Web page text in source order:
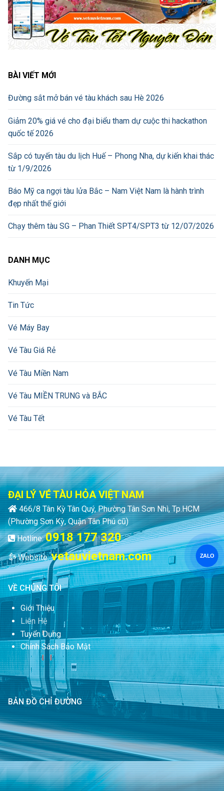
BÀI VIẾT MỚI
Đường sắt mở bán vé tàu khách sau Hè 2026
Giảm 20% giá vé cho đại biểu tham dự cuộc thi hackathon
quốc tế 2026
Sắp có tuyến tàu du lịch Huế – Phong Nha, dự kiến khai thác
từ 1/9/2026
Báo Mỹ ca ngợi tàu lửa Bắc – Nam Việt Nam là hành trình
đẹp nhất thế giới
Chạy thêm tàu SG – Phan Thiết SPT4/SPT3 từ 12/07/2026
DANH MỤC
Khuyến Mại
Tin Tức
Vé Máy Bay
Vé Tàu Giá Rẻ
Vé Tàu Miền Nam
Vé Tàu MIỀN TRUNG và BẮC
Vé Tàu Tết
ĐẠI LÝ VÉ TÀU HỎA VIỆT NAM
466/8 Tân Kỳ Tân Quý, Phường Tân Sơn Nhì, Tp.HCM
(Phường Sơn Kỳ, Quận Tân Phú cũ)
Hotline:0918 177 320
Website:vetauvietnam.com
VỀ CHÚNG TÔI
Giới Thiệu
Liên Hệ
Tuyển Dụng
Chính Sách Bảo Mật
BẢN ĐỒ CHỈ ĐƯỜNG
ZALO